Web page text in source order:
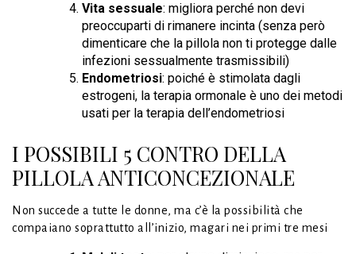
Vita sessuale: migliora perché non devi
preoccuparti di rimanere incinta (senza però
dimenticare che la pillola non ti protegge dalle
infezioni sessualmente trasmissibili)
Endometriosi: poiché è stimolata dagli
estrogeni, la terapia ormonale è uno dei metodi
usati per la terapia dell’endometriosi
I POSSIBILI 5 CONTRO DELLA
PILLOLA ANTICONCEZIONALE
Non succede a tutte le donne, ma c’è la possibilità che
compaiano soprattutto all’inizio, magari nei primi tre mesi